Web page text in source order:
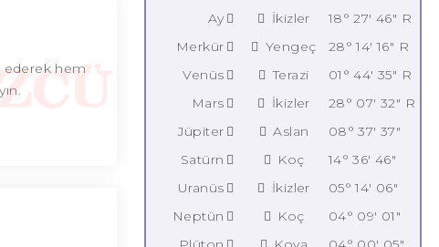
ederek hem
Ay
İkizler
18° 27' 46" R
Merkür
Yengeç
28° 14' 16" R
Venüs
Terazi
01° 44' 35" R
Mars
İkizler
28° 07' 32" R
Jüpiter
Aslan
08° 37' 37"
Satürn
Koç
14° 36' 46"
Uranüs
İkizler
05° 14' 06"
Neptün
Koç
04° 09' 01"